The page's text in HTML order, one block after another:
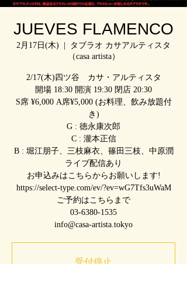
JUEVES FLAMENCO
2月17日(木)
タブラオ カサアルティスタ
（casa artista）
2/17(木)四ツ谷 カサ・アルティスタ
開場 18:30 開演 19:30 閉店 20:30
S席 ¥6,000 A席¥5,000 (お料理、飲み放題付
き)
G : 徳永康次郎
C : 瀧本正信
B : 堀江朋子、三枝麻衣、篠田三枝、中原潤
ライブ配信あり
お申込みはこちらからお願いします!
https://select-type.com/ev/?ev=wG7Tfs3uWaM
ご予約はこちらまで
03-6380-1535
info@casa-artista.tokyo
受付停止